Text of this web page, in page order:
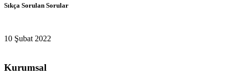
Sıkça Sorulan Sorular
10 Şubat 2022
Kurumsal